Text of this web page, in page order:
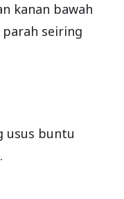
kanan bawah
seiring
usus buntu